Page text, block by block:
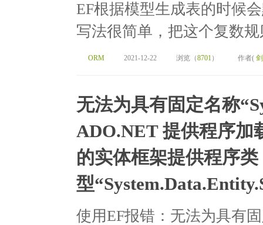
EF根据模型生成表的时候
写法很简单，把这个复数
ORM 2021-12-22 浏览（8701） 作者(
无法为具有固定名称
ADO.NET 提供程序加
的实体框架提供程序类
型
使用EF报错：无法为具有固